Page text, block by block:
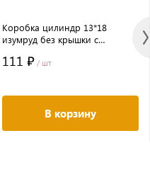
Коробка цилиндр 13*18
изумруд без крышки с
золото
111 ₽ / шт
В корзину